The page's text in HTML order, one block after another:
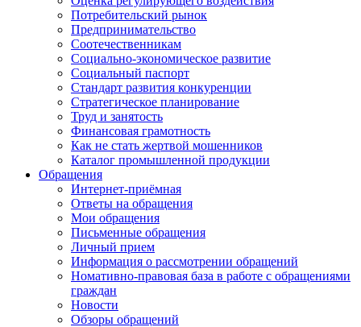
Потребительский рынок
Предпринимательство
Соотечественникам
Социально-экономическое развитие
Социальный паспорт
Стандарт развития конкуренции
Стратегическое планирование
Труд и занятость
Финансовая грамотность
Как не стать жертвой мошенников
Каталог промышленной продукции
Обращения
Интернет-приёмная
Ответы на обращения
Мои обращения
Письменные обращения
Личный прием
Информация о рассмотрении обращений
Номативно-правовая база в работе с обращениями
граждан
Новости
Обзоры обращений